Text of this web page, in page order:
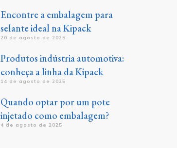
Encontre a embalagem para
selante ideal na Kipack
20 de agosto de 2025
Produtos indústria automotiva:
conheça a linha da Kipack
14 de agosto de 2025
Quando optar por um pote
injetado como embalagem?
4 de agosto de 2025